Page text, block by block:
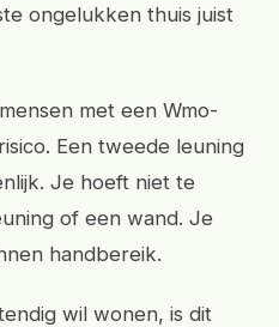
ongelukken thuis juist
met een Wmo-
Een tweede leuning
Je hoeft niet te
of een wand. Je
handbereik.
wil wonen, is dit